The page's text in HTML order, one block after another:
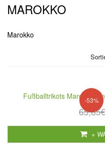
MAROKKO
Marokko
-53%
Fußballtrikots Marokko
65,85€
+